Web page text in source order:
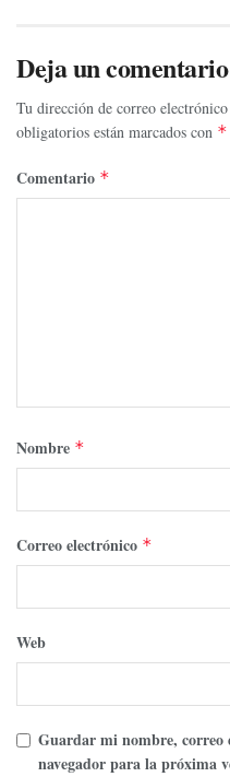
Deja un comentario
Tu dirección de correo
obligatorios están marcados con *
Comentario *
Nombre *
Correo electrónico *
Web
Guardar mi nombre, correo
navegador para la próxima